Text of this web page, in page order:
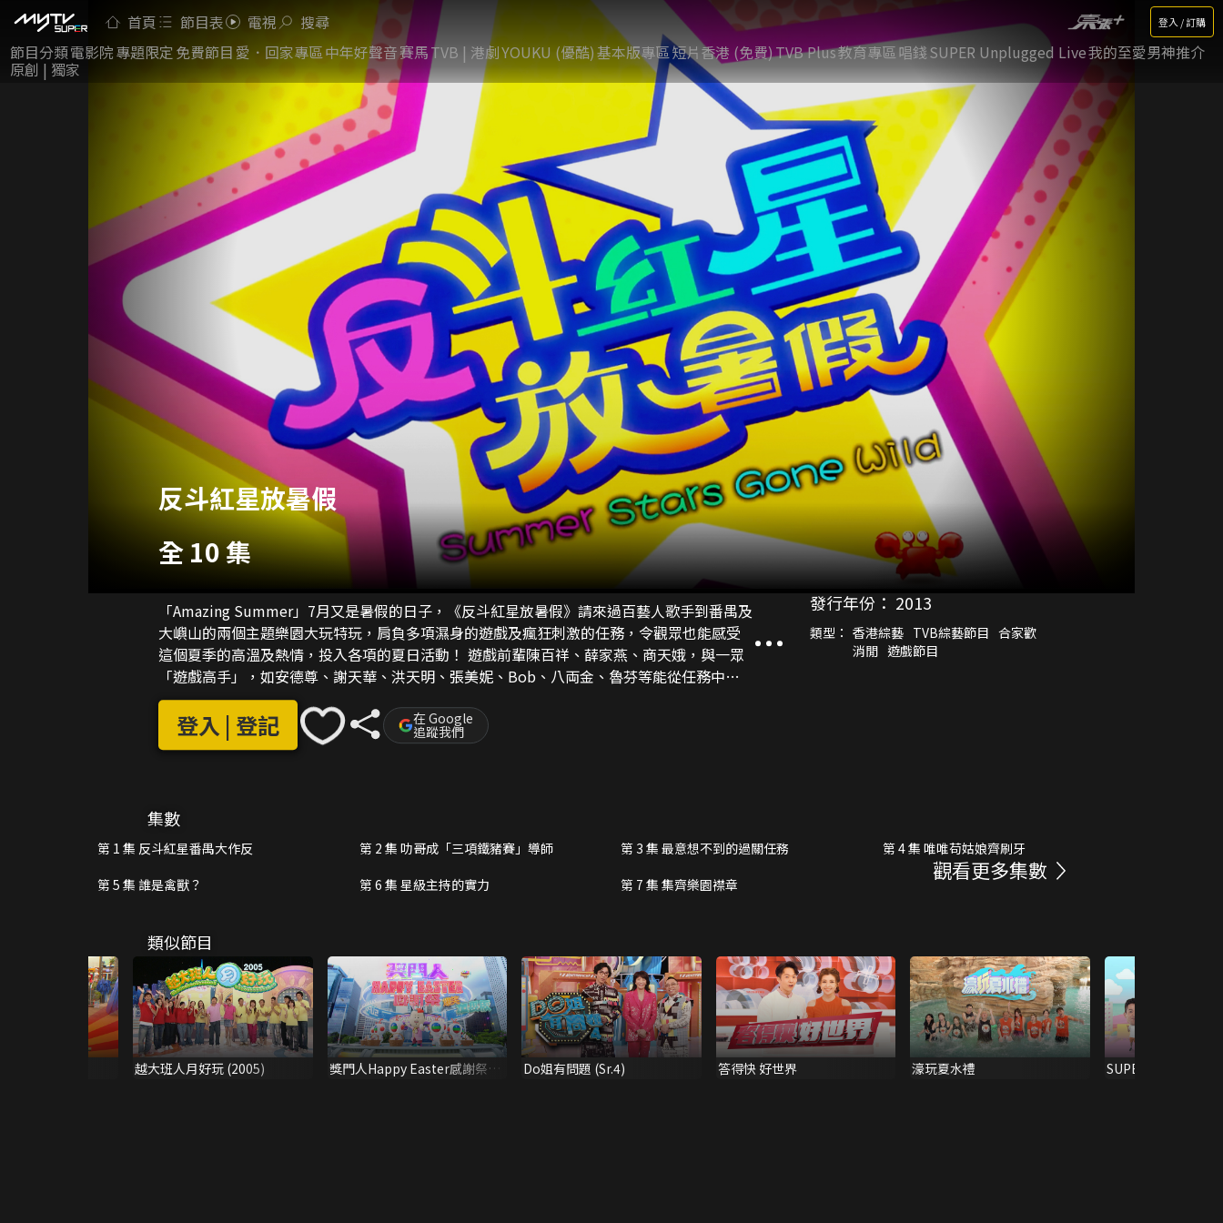
首頁 節目表 電視 搜尋 登入 / 訂購
節目分類電影院專題限定 免費節目 愛．回家專區中年好聲音賽馬TVB | 港劇YOUKU (優酷)基本版專區短片香港 (免費)TVB Plus教育專區唱錢SUPER Unplugged Live我的至愛男神推介
原創 | 獨家
反斗紅星放暑假
全 10 集
「Amazing Summer」7月又是暑假的日子，《反斗紅星放暑假》請來過百藝人歌手到番禺及
大嶼山的兩個主題樂園大玩特玩，肩負多項濕身的遊戲及瘋狂刺激的任務，令觀眾也能感受
這個夏季的高溫及熱情，投入各項的夏日活動！ 遊戲前輩陳百祥、薛家燕、商天娥，與一眾
「遊戲高手」，如安德尊、謝天華、洪天明、張美妮、Bob、八両金、魯芬等能從任務中為
大家帶來多少歡樂？部分藝員更鮮於螢幕面前玩遊戲，包括關菊英、謝雪心、黎芷珊、古明
華、梁琤等，且看看他們完成任務的表現會否戰勝一眾高手？
登入 | 登記 在 Google
追蹤我們
發行年份： 2013
類型： 香港綜藝 TVB綜藝節目 合家歡
消閒 遊戲節目
集數
第 1 集 反斗紅星番禺大作反 第 2 集 叻哥成「三項鐵豬賽」導師 第 3 集 最意想不到的過關任務
第 4 集 唯唯苟姑娘齊刷牙
第 5 集 誰是禽獸？
第 6 集 星級主持的實力 第 7 集 集齊樂園襟章
觀看更多集數
類似節目
越大班人月好玩 (2005)
獎門人Happy Easter感謝祭
Do姐有問題 (Sr.4) 答得快 好世界 濠玩夏水禮 SUPER FIVE